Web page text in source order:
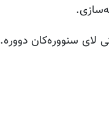
لای سنوورەکان دوورە.